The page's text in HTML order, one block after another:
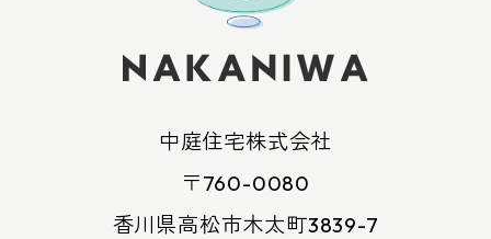
中庭住宅株式会社
〒760-0080
香川県高松市木太町3839-7